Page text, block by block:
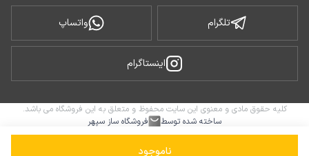
ناموجود
تلگرام واتساپ
اینستاگرام
کلیه حقوق مادی و معنوی این سایت محفوظ و متعلق به این فروشگاه می باشد.
ساخته شده توسط
فروشگاه ساز سپهر